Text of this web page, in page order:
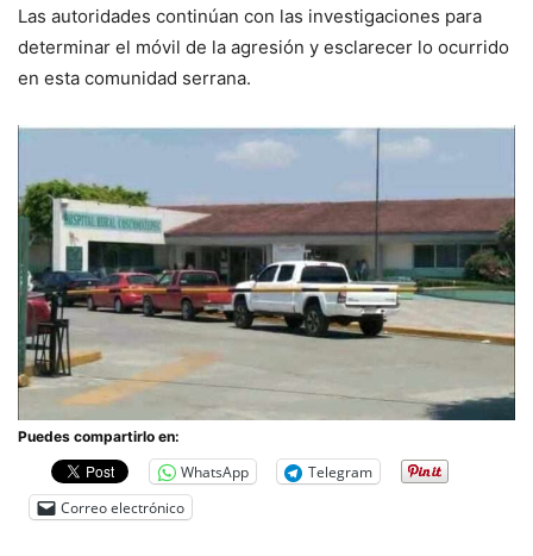
Las autoridades continúan con las investigaciones para
determinar el móvil de la agresión y esclarecer lo ocurrido
en esta comunidad serrana.
Puedes compartirlo en:
WhatsApp
Telegram
Correo electrónico